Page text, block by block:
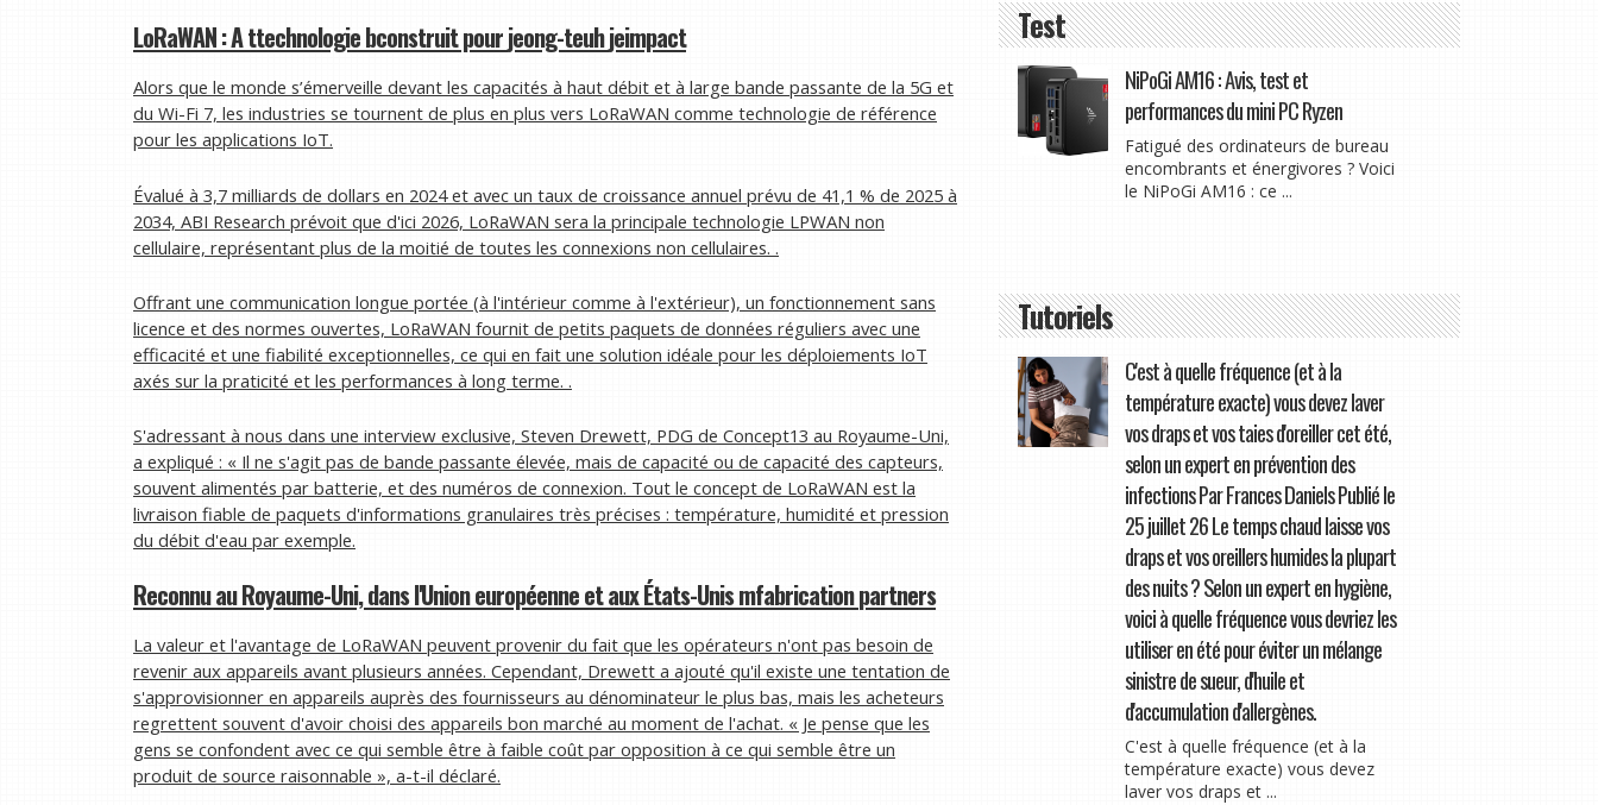
LoRaWAN : Attechnologiebconstruit pourjeong-teuhjeimpact
Alors que le monde s’émerveille devant les capacités à haut débit et à large bande passante de la 5G et
du Wi-Fi 7, les industries se tournent de plus en plus vers LoRaWAN comme technologie de référence
pour les applications IoT.
Évalué à 3,7 milliards de dollars en 2024 et avec un taux de croissance annuel prévu de 41,1 % de 2025 à
2034, ABI Research prévoit que d'ici 2026, LoRaWAN sera la principale technologie LPWAN non
cellulaire, représentant plus de la moitié de toutes les connexions non cellulaires. .
Offrant une communication longue portée (à l'intérieur comme à l'extérieur), un fonctionnement sans
licence et des normes ouvertes, LoRaWAN fournit de petits paquets de données réguliers avec une
efficacité et une fiabilité exceptionnelles, ce qui en fait une solution idéale pour les déploiements IoT
axés sur la praticité et les performances à long terme. .
S'adressant à nous dans une interview exclusive, Steven Drewett, PDG de Concept13 au Royaume-Uni,
a expliqué : « Il ne s'agit pas de bande passante élevée, mais de capacité ou de capacité des capteurs,
souvent alimentés par batterie, et des numéros de connexion. Tout le concept de LoRaWAN est la
livraison fiable de paquets d'informations granulaires très précises : température, humidité et pression
du débit d'eau par exemple.
Reconnu au Royaume-Uni, dans l'Union européenne et aux États-Unismfabricationpartners
La valeur et l'avantage de LoRaWAN peuvent provenir du fait que les opérateurs n'ont pas besoin de
revenir aux appareils avant plusieurs années. Cependant, Drewett a ajouté qu'il existe une tentation de
s'approvisionner en appareils auprès des fournisseurs au dénominateur le plus bas, mais les acheteurs
regrettent souvent d'avoir choisi des appareils bon marché au moment de l'achat. « Je pense que les
gens se confondent avec ce qui semble être à faible coût par opposition à ce qui semble être un
produit de source raisonnable », a-t-il déclaré.
Test
NiPoGi AM16 : Avis, test et
performances du mini PC Ryzen
Fatigué des ordinateurs de bureau
encombrants et énergivores ? Voici
le NiPoGi AM16 : ce ...
Tutoriels
C'est à quelle fréquence (et à la
température exacte) vous devez laver
vos draps et vos taies d'oreiller cet été,
selon un expert en prévention des
infections Par Frances Daniels Publié le
25 juillet 26 Le temps chaud laisse vos
draps et vos oreillers humides la plupart
des nuits ? Selon un expert en hygiène,
voici à quelle fréquence vous devriez les
utiliser en été pour éviter un mélange
sinistre de sueur, d'huile et
d'accumulation d'allergènes.
C'est à quelle fréquence (et à la
température exacte) vous devez
laver vos draps et ...